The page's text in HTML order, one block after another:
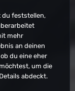
du feststellen,
mehr
an deinen
du eine eher
um die
abdeckt.